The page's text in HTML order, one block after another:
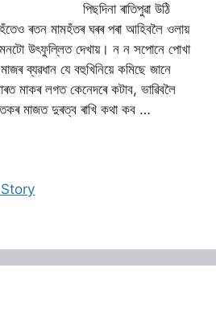
পিছদিনা ৰাতিপুৱা উঠি
ৰতন মামহঁতৰ ঘৰৰ পৰা আহিবলৈ ওলায়
উৎফুল্লিত দেখায়। ন ন সপোনে পোখা
ব্যৱধান যে বহুখিনিয়ে কমিছে জানে
মাকৰ লগত কেনেদৰে কটাব, ভাৱিবলৈ
মাজত দুৰত্ব ৰাখি কথা কব …